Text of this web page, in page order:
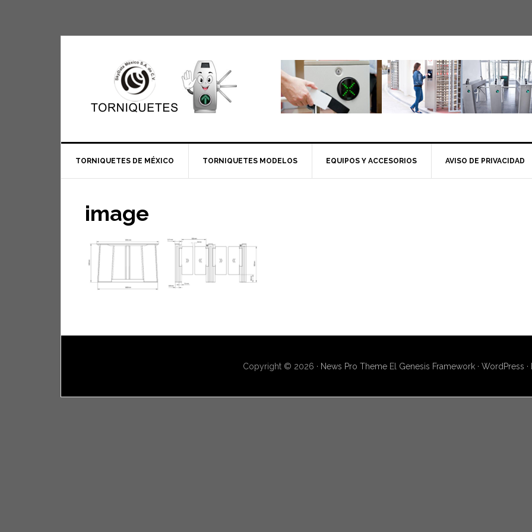
TORNIQUETES DE MÉXICO TORNIQUETES MODELOS EQUIPOS Y ACCESORIOS AVISO DE PRIVACIDAD
image
Copyright © 2026 · News Pro Theme El Genesis Framework · WordPress ·